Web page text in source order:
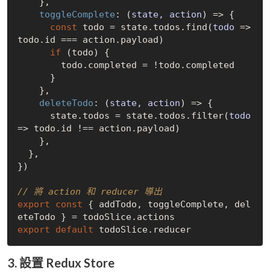
toggleComplete : (state, action) => {
const todo = state.todos.find(todo =>
todo.id === action.payload)
if (todo) {
deleteTodo : (state, action) => {
      state.todos = state.todos.filter(
todo
=> todo.id !== action.payload)
})
// 將 action 和 reducer 導出
export
const { addTodo, toggleComplete, del
export
default todoSlice.reducer
3. 設置 Redux Store